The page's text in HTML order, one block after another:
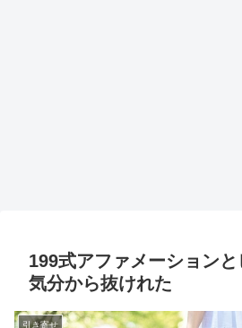
199式アファメーション
気分から抜けれた
引き寄せ